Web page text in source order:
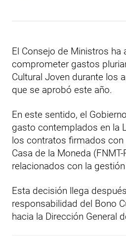
El Consejo de Ministros ha
comprometer gastos
Cultural Joven durante los
que se aprobó este año.
En este sentido, el
gasto contemplados en la
los contratos firmados con
Casa de la Moneda
relacionados con la
Esta decisión llega
responsabilidad del Bono
hacia la Dirección General